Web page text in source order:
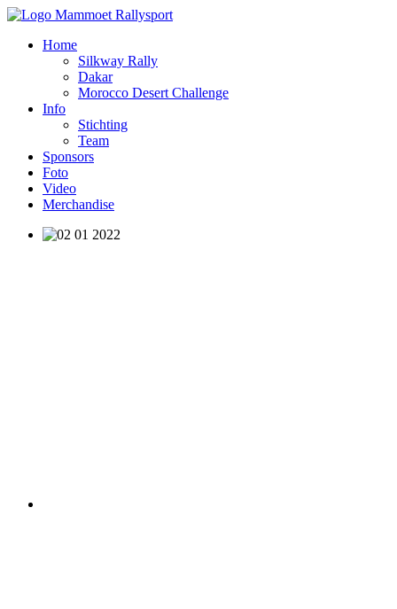
Home
Silkway Rally
Dakar
Morocco Desert Challenge
Info
Stichting
Team
Sponsors
Foto
Video
Merchandise